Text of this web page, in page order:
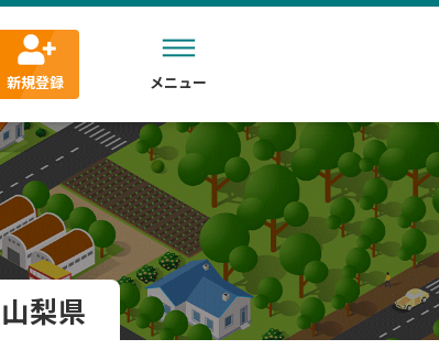
新規登録 メニュー
山梨県